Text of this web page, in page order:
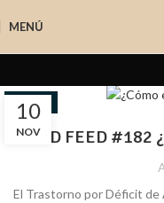
MENÚ
10
NOV
SALUD
GOOD FEED #182
El Trastorno por Déficit